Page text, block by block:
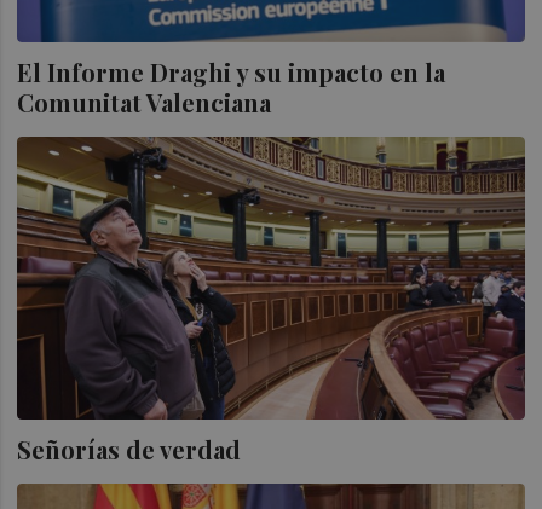
El Informe Draghi y su impacto en la
Comunitat Valenciana
Señorías de verdad